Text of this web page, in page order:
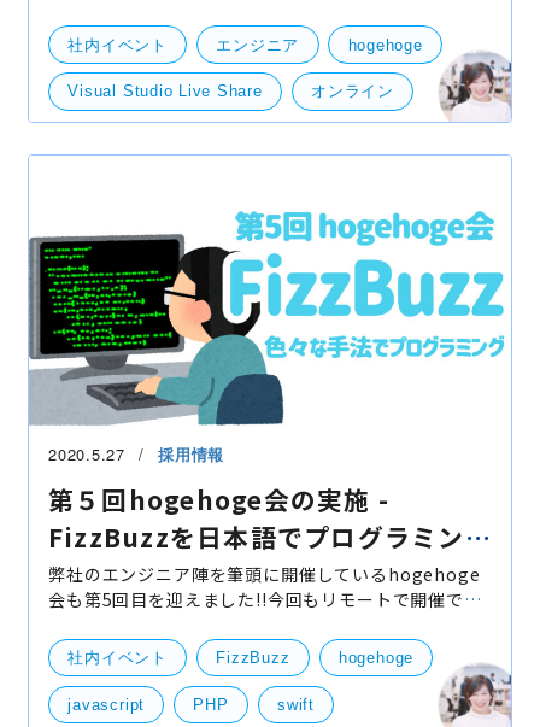
「リモートhogehoge会「リモート環境での困ったこ
との共有＆俺ス
社内イベント エンジニア hogehoge
Visual Studio Live Share オンライン
2020.5.27 採用情報
第５回hogehoge会の実施 -
FizzBuzzを日本語でプログラミン
グ、からの色々な手法へ-
弊社のエンジニア陣を筆頭に開催しているhogehoge
会も第5回目を迎えました!!今回もリモートで開催で
hogehoge会「リモート環境での困ったことの共有＆
俺スゲー環
社内イベント FizzBuzz hogehoge
javascript PHP swift